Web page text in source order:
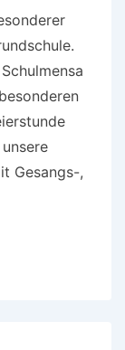
Gesangs-,